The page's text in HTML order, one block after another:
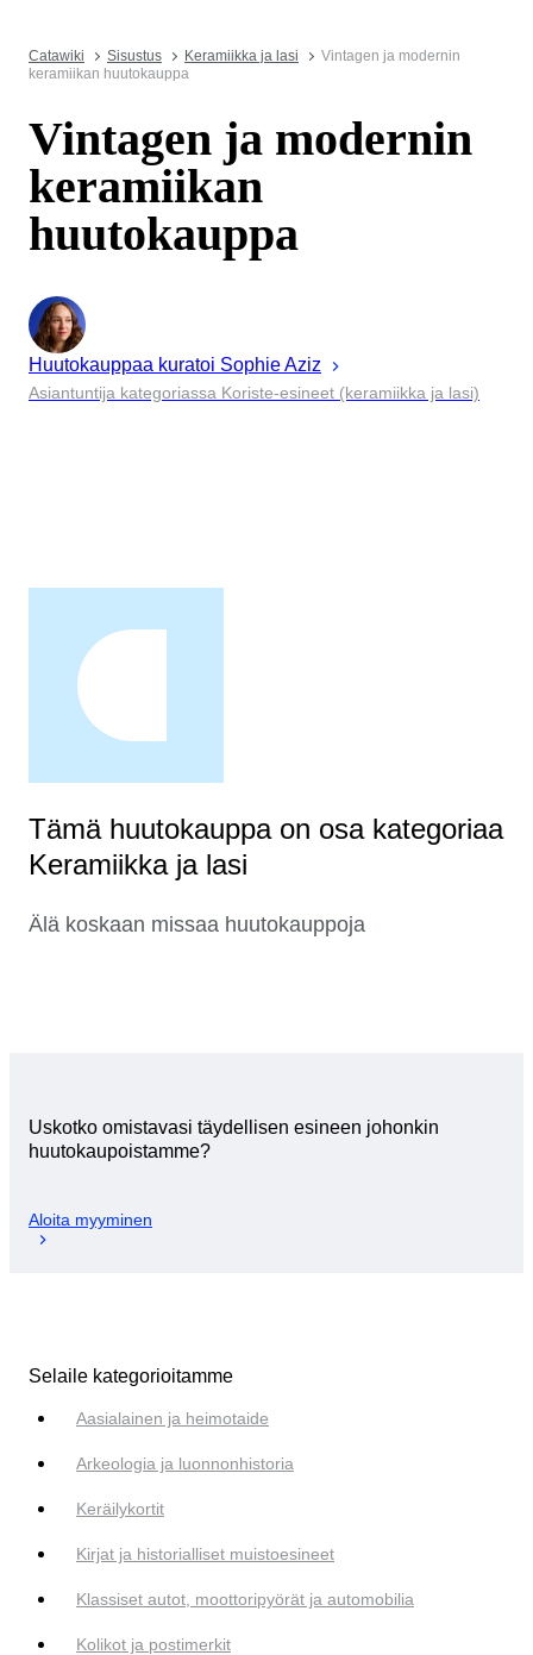
Catawiki Sisustus Keramiikka ja lasi
Vintagen ja modernin
keramiikan huutokauppa
Vintagen ja modernin
keramiikan
huutokauppa
Huutokauppaa kuratoi SophieAziz
Asiantuntija kategoriassa Koriste-esineet (keramiikka ja lasi)
Tämä huutokauppa on osa kategoriaa
Keramiikka ja lasi
Älä koskaan missaa huutokauppoja
Uskotko omistavasi täydellisen esineen johonkin
huutokaupoistamme?
Aloita myyminen
Selaile kategorioitamme
Aasialainen ja heimotaide
Arkeologia ja luonnonhistoria
Keräilykortit
Kirjat ja historialliset muistoesineet
Klassiset autot, moottoripyörät ja automobilia
Kolikot ja postimerkit